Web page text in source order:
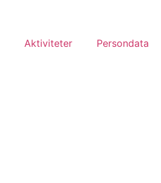
Aktiviteter Persondata